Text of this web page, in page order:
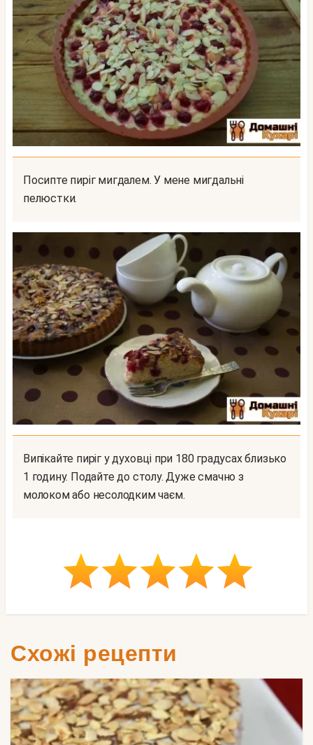
Посипте пиріг мигдалем. У мене мигдальні
пелюстки.
Випікайте пиріг у духовці при 180 градусах близько
1 годину. Подайте до столу. Дуже смачно з
молоком або несолодким чаєм.
Схожі рецепти